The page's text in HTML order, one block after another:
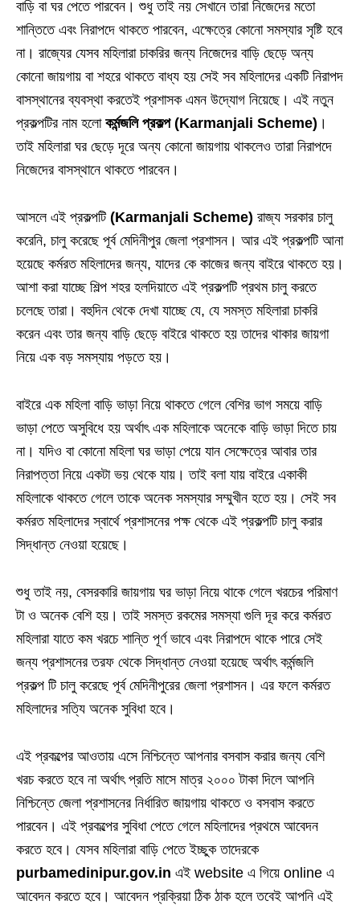
বাড়ি বা ঘর পেতে পারবেন। শুধু তাই নয় সেখানে তারা নিজেদের মতো
শান্তিতে এবং নিরাপদে থাকতে পারবেন, এক্ষেত্রে কোনো সমস্যার সৃষ্টি হবে
না। রাজ্যের যেসব মহিলারা চাকরির জন্য নিজেদের বাড়ি ছেড়ে অন্য
কোনো জায়গায় বা শহরে থাকতে বাধ্য হয় সেই সব মহিলাদের একটি নিরাপদ
বাসস্থানের ব্যবস্থা করতেই প্রশাসক এমন উদ্যোগ নিয়েছে। এই নতুন
প্রকল্পটির নাম হলো কর্মন্জলি প্রকল্প (Karmanjali Scheme) ।
তাই মহিলারা ঘর ছেড়ে দূরে অন্য কোনো জায়গায় থাকলেও তারা নিরাপদে
নিজেদের বাসস্থানে থাকতে পারবেন।
আসলে এই প্রকল্পটি (Karmanjali Scheme) রাজ্য সরকার চালু
করেনি, চালু করেছে পূর্ব মেদিনীপুর জেলা প্রশাসন। আর এই প্রকল্পটি আনা
হয়েছে কর্মরত মহিলাদের জন্য, যাদের কে কাজের জন্য বাইরে থাকতে হয়।
আশা করা যাচ্ছে শিল্প শহর হলদিয়াতে এই প্রকল্পটি প্রথম চালু করতে
চলেছে তারা। বহুদিন থেকে দেখা যাচ্ছে যে, যে সমস্ত মহিলারা চাকরি
করেন এবং তার জন্য বাড়ি ছেড়ে বাইরে থাকতে হয় তাদের থাকার জায়গা
নিয়ে এক বড় সমস্যায় পড়তে হয়।
বাইরে এক মহিলা বাড়ি ভাড়া নিয়ে থাকতে গেলে বেশির ভাগ সময়ে বাড়ি
ভাড়া পেতে অসুবিধে হয় অর্থাৎ এক মহিলাকে অনেকে বাড়ি ভাড়া দিতে চায়
না। যদিও বা কোনো মহিলা ঘর ভাড়া পেয়ে যান সেক্ষেত্রে আবার তার
নিরাপত্তা নিয়ে একটা ভয় থেকে যায়। তাই বলা যায় বাইরে একাকী
মহিলাকে থাকতে গেলে তাকে অনেক সমস্যার সম্মুখীন হতে হয়। সেই সব
কর্মরত মহিলাদের স্বার্থে প্রশাসনের পক্ষ থেকে এই প্রকল্পটি চালু করার
সিদ্ধান্ত নেওয়া হয়েছে।
শুধু তাই নয়, বেসরকারি জায়গায় ঘর ভাড়া নিয়ে থাকে গেলে খরচের পরিমাণ
টা ও অনেক বেশি হয়। তাই সমস্ত রকমের সমস্যা গুলি দূর করে কর্মরত
মহিলারা যাতে কম খরচে শান্তি পূর্ণ ভাবে এবং নিরাপদে থাকে পারে সেই
জন্য প্রশাসনের তরফ থেকে সিদ্ধান্ত নেওয়া হয়েছে অর্থাৎ কর্মন্জলি
প্রকল্প টি চালু করেছে পূর্ব মেদিনীপুরের জেলা প্রশাসন। এর ফলে কর্মরত
মহিলাদের সত্যি অনেক সুবিধা হবে।
এই প্রকল্পের আওতায় এসে নিশ্চিন্তে আপনার বসবাস করার জন্য বেশি
খরচ করতে হবে না অর্থাৎ প্রতি মাসে মাত্র ২০০০ টাকা দিলে আপনি
নিশ্চিন্তে জেলা প্রশাসনের নির্ধারিত জায়গায় থাকতে ও বসবাস করতে
পারবেন। এই প্রকল্পের সুবিধা পেতে গেলে মহিলাদের প্রথমে আবেদন
করতে হবে। যেসব মহিলারা বাড়ি পেতে ইচ্ছুক তাদেরকে
purbamedinipur.gov.in এই website এ গিয়ে online এ
আবেদন করতে হবে। আবেদন প্রক্রিয়া ঠিক ঠাক হলে তবেই আপনি এই